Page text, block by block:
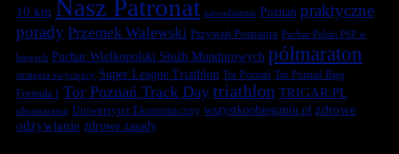
10 km Nasz Patronat nawodnienie Poznań praktyczne
porady Przemek Walewski Przystań Posnania Puchar Polski PSP w
biegach Puchar Wielkopolski Służb Mundurowych półmaraton
strategia zwycięzcy Super League Triathlon Tor Poznań Tor Poznań Bieg
Formuła 1 Tor Poznań Track Day triathlon TRIGAR.PL
ultramaraton Uniwersytet Ekonomiczny wszystkoobieganiu.pl zdrowe
odżywianie zdrowe zasady